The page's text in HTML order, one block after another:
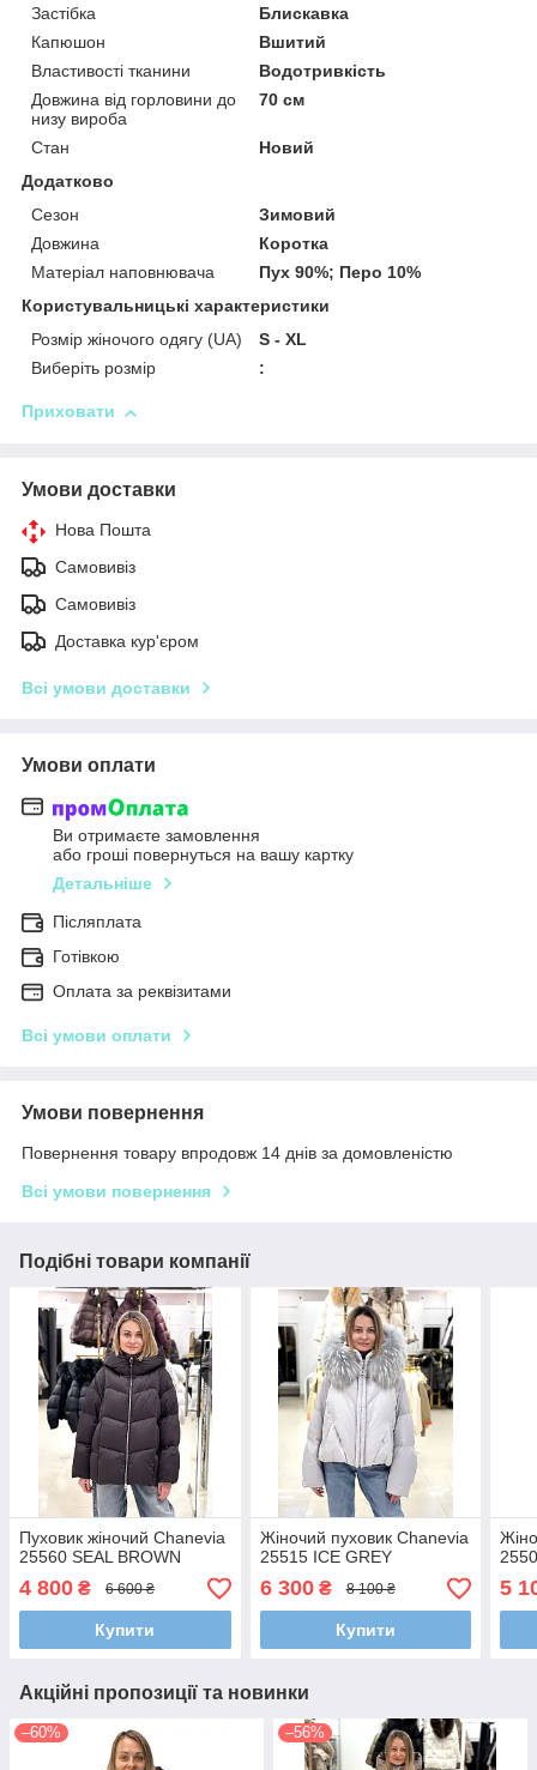
Застібка
Блискавка
Капюшон
Вшитий
Властивості тканини
Водотривкість
Довжина від горловини до
низу вироба
70 см
Стан
Новий
Додатково
Сезон
Зимовий
Довжина
Коротка
Матеріал наповнювача
Пух 90%; Перо 10%
Користувальницькі характеристики
Розмір жіночого одягу (UA)
S - XL
Виберіть розмір
:
Приховати
Умови доставки
Нова Пошта
Самовивіз
Самовивіз
Доставка кур'єром
Всі умови доставки
Умови оплати
Ви отримаєте замовлення
або гроші повернуться на вашу картку
Детальніше
Післяплата
Готівкою
Оплата за реквізитами
Всі умови оплати
Умови повернення
Повернення товару впродовж 14 днів за домовленістю
Всі умови повернення
Подібні товари компанії
Пуховик жіночий Chanevia
25560 SEAL BROWN
4 800 ₴ 6 600 ₴
Купити
Жіночий пуховик Chanevia
25515 ICE GREY
6 300₴ 8 100 ₴
Купити
5
Акційні пропозиції та новинки
–60% –56%